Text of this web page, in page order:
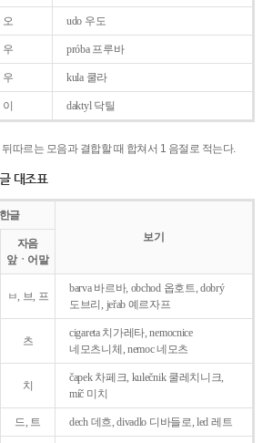
오 udo 우도
우 próba 프루바
우 kula 쿨라
이 daktyl 닥틸
뒤따르는 모음과 결합할 때 합쳐서 1 음절로 적는다.
대조표
한글
보기
자음
앞ㆍ어말
ㅂ, 브, 프
barva 바르바, obchod 옵호트, dobrý
도브리, jeřab 예르자프
츠
cigareta 치가레타, nemocnice
네모츠니체, nemoc 네모츠
치
čapek 차페크, kulečnik 쿨레치니크,
míč 미치
드, 트 dech 데흐, divadlo 디바들로, led 레트